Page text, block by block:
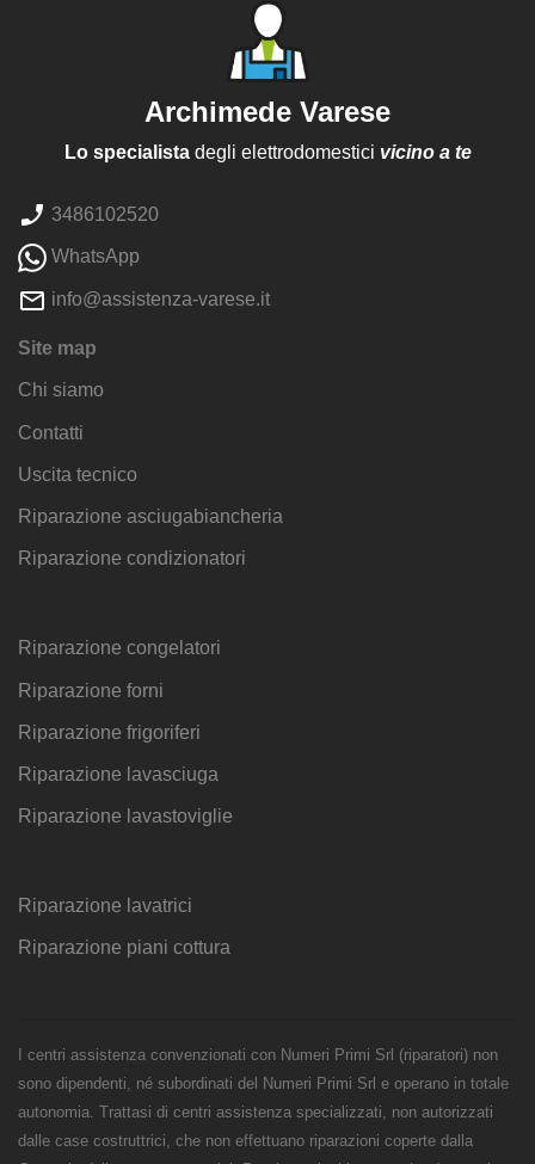
Archimede Varese
Lo specialistadegli elettrodomestici vicino a te
3486102520
WhatsApp
info@assistenza-varese.it
Site map
Chi siamo
Contatti
Uscita tecnico
Riparazione asciugabiancheria
Riparazione condizionatori
Riparazione congelatori
Riparazione forni
Riparazione frigoriferi
Riparazione lavasciuga
Riparazione lavastoviglie
Riparazione lavatrici
Riparazione piani cottura
I centri assistenza convenzionati con Numeri Primi Srl (riparatori) non
sono dipendenti, né subordinati del Numeri Primi Srl e operano in totale
autonomia. Trattasi di centri assistenza specializzati, non autorizzati
dalle case costruttrici, che non effettuano riparazioni coperte dalla